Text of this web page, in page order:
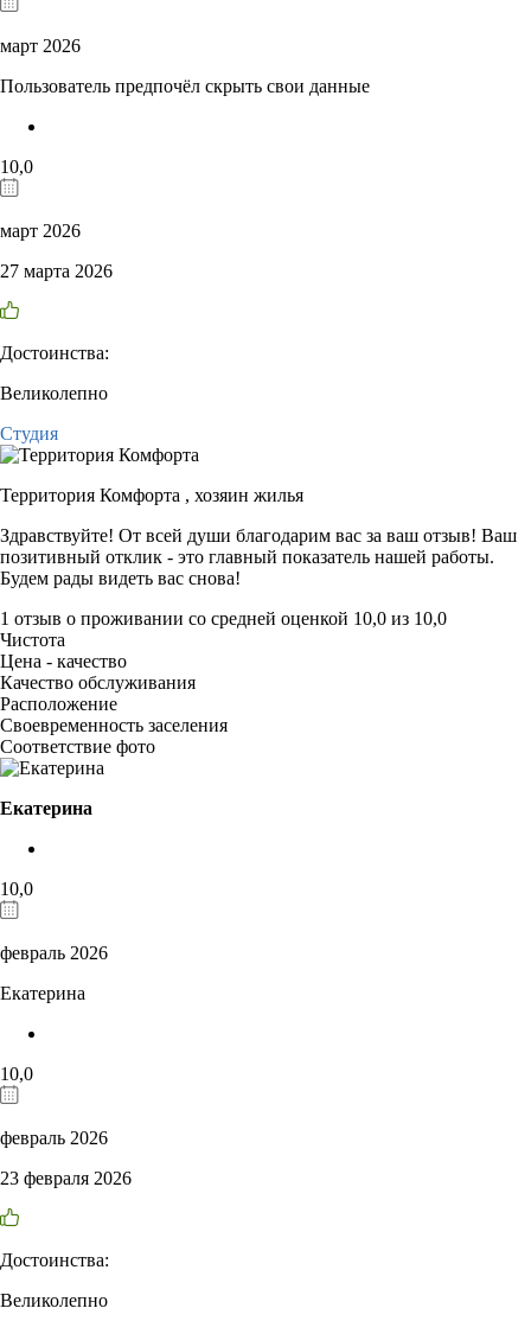
март 2026
Пользователь предпочёл скрыть свои данные
10,0
март 2026
27 марта 2026
Достоинства:
Великолепно
Студия
Территория Комфорта , хозяин жилья
Здравствуйте! От всей души благодарим вас за ваш отзыв! Ваш
позитивный отклик - это главный показатель нашей работы.
Будем рады видеть вас снова!
1 отзыв о проживании со средней оценкой 10,0 из 10,0
Чистота
Цена - качество
Качество обслуживания
Расположение
Своевременность заселения
Соответствие фото
Екатерина
10,0
февраль 2026
Екатерина
10,0
февраль 2026
23 февраля 2026
Достоинства:
Великолепно